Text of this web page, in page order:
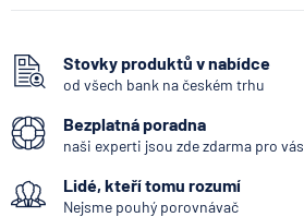
Vkladomat
SEPA Platba
George Česká spořitelna
Bankovní IDentita
Okamžitá platba
Stovky produktů v nabídce
od všech bank na českém trhu
Bezplatná poradna
naši experti jsou zde zdarma pro vás
Lidé, kteří tomu rozumí
Nejsme pouhý porovnávač